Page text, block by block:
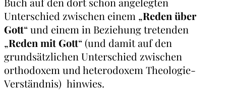
Unterschied zwischen einem „Reden über
Gott“ und einem in Beziehung tretenden
„Reden mit Gott“ (und damit auf den
grundsätzlichen Unterschied zwischen
orthodoxem und heterodoxem Theologie-
Verständnis) hinwies.